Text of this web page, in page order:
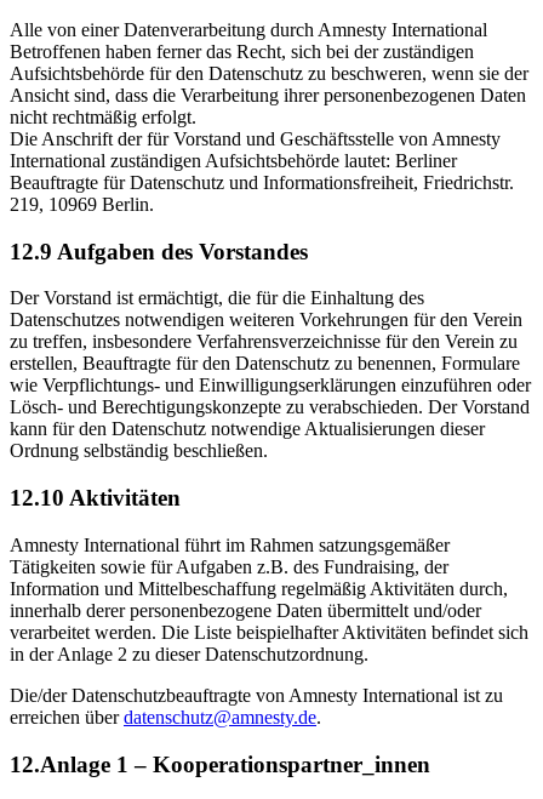
Alle von einer Datenverarbeitung durch Amnesty International
Betroffenen haben ferner das Recht, sich bei der zuständigen
Aufsichtsbehörde für den Datenschutz zu beschweren, wenn sie der
Ansicht sind, dass die Verarbeitung ihrer personenbezogenen Daten
nicht rechtmäßig erfolgt.
Die Anschrift der für Vorstand und Geschäftsstelle von Amnesty
International zuständigen Aufsichtsbehörde lautet: Berliner
Beauftragte für Datenschutz und Informationsfreiheit, Friedrichstr.
219, 10969 Berlin.
12.9 Aufgaben des Vorstandes
Der Vorstand ist ermächtigt, die für die Einhaltung des
Datenschutzes notwendigen weiteren Vorkehrungen für den Verein
zu treffen, insbesondere Verfahrensverzeichnisse für den Verein zu
erstellen, Beauftragte für den Datenschutz zu benennen, Formulare
wie Verpflichtungs- und Einwilligungserklärungen einzuführen oder
Lösch- und Berechtigungskonzepte zu verabschieden. Der Vorstand
kann für den Datenschutz notwendige Aktualisierungen dieser
Ordnung selbständig beschließen.
12.10 Aktivitäten
Amnesty International führt im Rahmen satzungsgemäßer
Tätigkeiten sowie für Aufgaben z.B. des Fundraising, der
Information und Mittelbeschaffung regelmäßig Aktivitäten durch,
innerhalb derer personenbezogene Daten übermittelt und/oder
verarbeitet werden. Die Liste beispielhafter Aktivitäten befindet sich
in der Anlage 2 zu dieser Datenschutzordnung.
Die/der Datenschutzbeauftragte von Amnesty International ist zu
erreichen überdatenschutz@amnesty.de.
12.Anlage 1 – Kooperationspartner_innen